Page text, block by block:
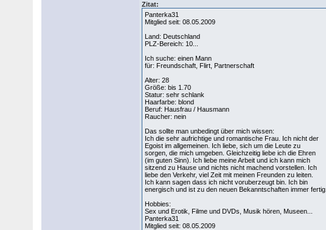
Zitat:
Panterka31
Mitglied seit: 08.05.2009
Land: Deutschland
PLZ-Bereich: 10...
Ich suche: einen Mann
für: Freundschaft, Flirt, Partnerschaft
Alter: 28
Größe: bis 1.70
Statur: sehr schlank
Haarfarbe: blond
Beruf: Hausfrau / Hausmann
Raucher: nein
Das sollte man unbedingt über mich wissen:
Ich die sehr aufrichtige und romantische Frau. Ich nicht der
Egoist im allgemeinen. Ich liebe, sich um die Leute zu
sorgen, die mich umgeben. Gleichzeitig liebe ich die Ehren
(im guten Sinn). Ich liebe meine Arbeit und ich kann mich
sitzend zu Hause und nichts nicht machend vorstellen. Ich
liebe den Verkehr, viel Zeit mit meinen Freunden zu leiten.
Ich kann sagen dass ich nicht voruberzeugt bin. Ich bin
energisch und ist zu den neuen Bekanntschaften immer fertig.
Hobbies:
Sex und Erotik, Filme und DVDs, Musik hören, Museen...
Panterka31
Mitglied seit: 08.05.2009